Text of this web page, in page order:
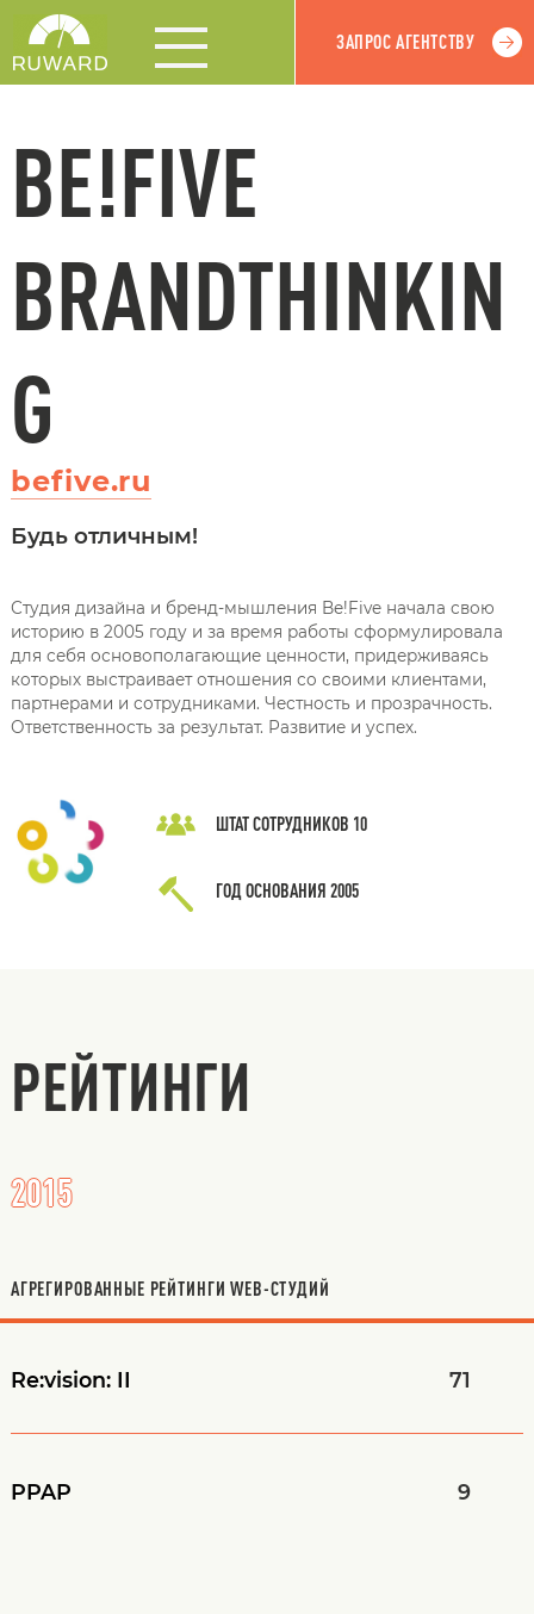
ЗАПРОС АГЕНТСТВУ
BE!FIVE
BRANDTHINKIN
G
befive.ru
Будь отличным!
Студия дизайна и бренд-мышления Be!Five начала свою
историю в 2005 году и за время работы сформулировала
для себя основополагающие ценности, придерживаясь
которых выстраивает отношения со своими клиентами,
партнерами и сотрудниками. Честность и прозрачность.
Ответственность за результат. Развитие и успех.
ШТАТ СОТРУДНИКОВ 10
ГОД ОСНОВАНИЯ 2005
РЕЙТИНГИ
2015
АГРЕГИРОВАННЫЕ РЕЙТИНГИ WEB-СТУДИЙ
Re:vision: II 71
PPAP 9